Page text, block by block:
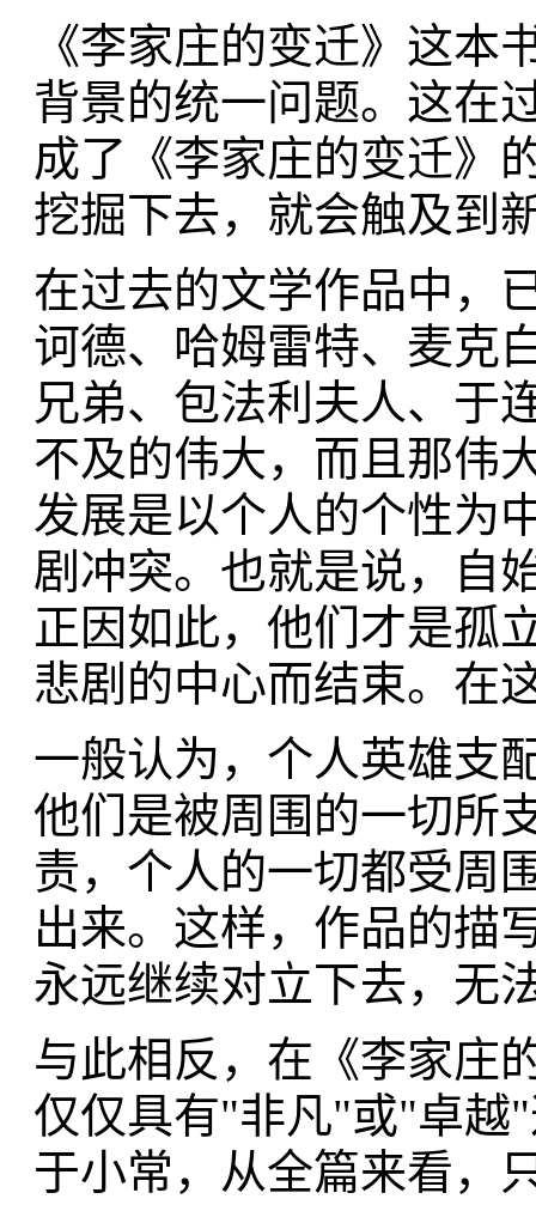
《李家庄的变迁》这本
背景的统一问题。这在
成了《李家庄的变迁》
挖掘下去，就会触及到
在过去的文学作品中，
诃德、哈姆雷特、麦克
兄弟、包法利夫人、于
不及的伟大，而且那伟
发展是以个人的个性为
剧冲突。也就是说，自
正因如此，他们才是孤
悲剧的中心而结束。在
一般认为，个人英雄支
他们是被周围的一切所
责，个人的一切都受周
出来。这样，作品的描
永远继续对立下去，无
与此相反，在《李家庄
仅仅具有"非凡"或"卓越
于小常，从全篇来看，